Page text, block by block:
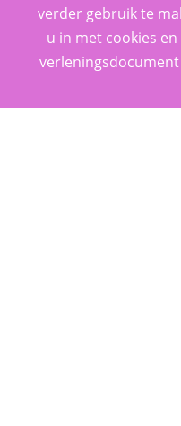
verder gebruik te
u in met cookies en
verlenings­document